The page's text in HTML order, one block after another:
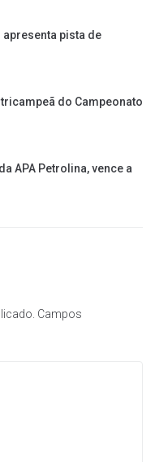
pista de
do Campeonato
APA Petrolina, vence a
Campos